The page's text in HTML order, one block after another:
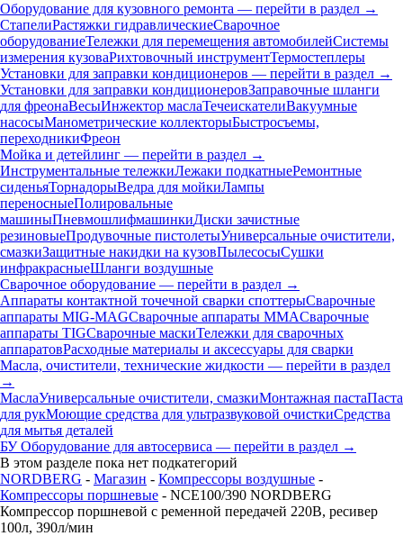
Оборудование для кузовного ремонта — перейти в раздел →
СтапелиРастяжки гидравлическиеСварочное
оборудованиеТележки для перемещения автомобилейСистемы
измерения кузоваРихтовочный инструментТермостеплеры
Установки для заправки кондиционеров — перейти в раздел →
Установки для заправки кондиционеровЗаправочные шланги
для фреонаВесыИнжектор маслаТечеискателиВакуумные
насосыМанометрические коллекторыБыстросъемы,
переходникиФреон
Мойка и детейлинг — перейти в раздел →
Инструментальные тележкиЛежаки подкатныеРемонтные
сиденьяТорнадорыВедра для мойкиЛампы
переносныеПолировальные
машиныПневмошлифмашинкиДиски зачистные
резиновыеПродувочные пистолетыУниверсальные очистители,
смазкиЗащитные накидки на кузовПылесосыСушки
инфракрасныеШланги воздушные
Сварочное оборудование — перейти в раздел →
Аппараты контактной точечной сварки cпоттерыСварочные
аппараты MIG-MAGСварочные аппараты MMAСварочные
аппараты TIGСварочные маскиТележки для сварочных
аппаратовРасходные материалы и аксессуары для сварки
Масла, очистители, технические жидкости — перейти в раздел
→
МаслаУниверсальные очистители, смазкиМонтажная пастаПаста
для рукМоющие средства для ультразвуковой очисткиСредства
для мытья деталей
БУ Оборудование для автосервиса — перейти в раздел →
В этом разделе пока нет подкатегорий
NORDBERG - Магазин - Компрессоры воздушные -
Компрессоры поршневые - NCE100/390 NORDBERG
Компрессор поршневой с ременной передачей 220В, ресивер
100л, 390л/мин